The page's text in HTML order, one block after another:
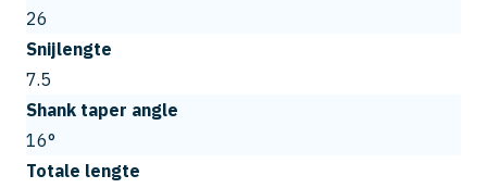
26
Snijlengte
7.5
Shank taper angle
16°
Totale lengte